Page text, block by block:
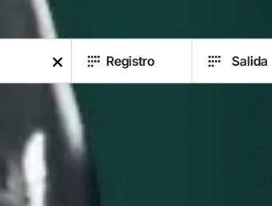
Registro Salida